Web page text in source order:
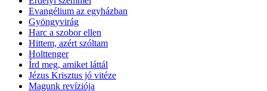
Evangélium az egyházban
Gyöngyvirág
Harc a szobor ellen
Hittem, azért szóltam
Holttenger
Írd meg, amiket láttál
Jézus Krisztus jó vitéze
Magunk revíziója